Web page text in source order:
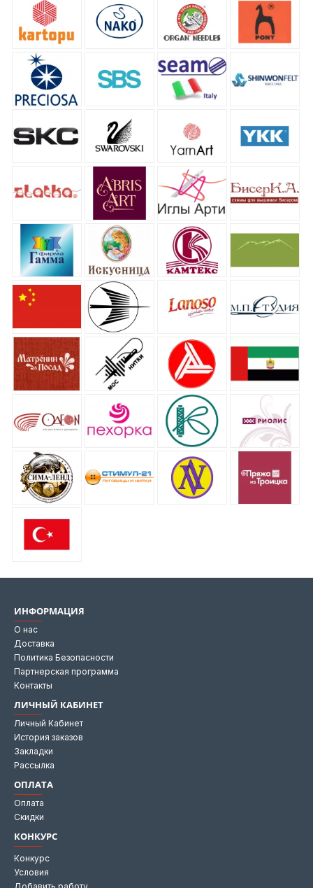
ИНФОРМАЦИЯ
О нас
Доставка
Политика Безопасности
Партнерская программа
Контакты
ЛИЧНЫЙ КАБИНЕТ
Личный Кабинет
История заказов
Закладки
Рассылка
ОПЛАТА
Оплата
Скидки
КОНКУРС
Конкурс
Условия